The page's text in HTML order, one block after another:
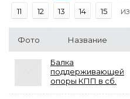
11 12 13 14 15 из
Фото Название
Балка
поддерживающей
опоры КПП в сб.